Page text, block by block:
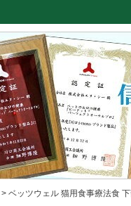
ベッツウェル 猫用食事療法食